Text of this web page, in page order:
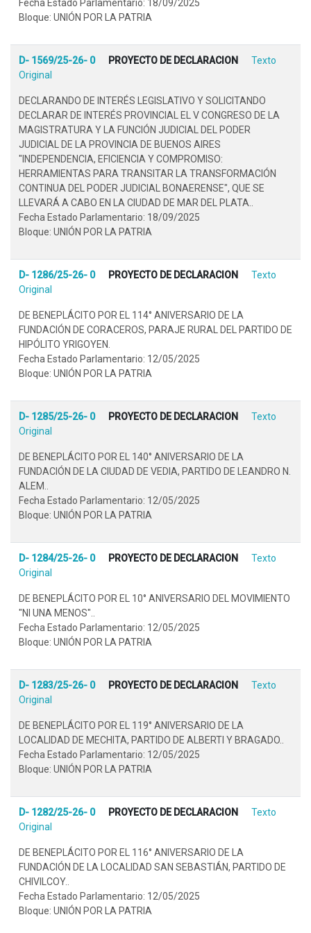
Fecha Estado Parlamentario: 18/09/2025
Bloque: UNIÓN POR LA PATRIA
D- 1569/25-26- 0 PROYECTO DE DECLARACION
Texto
Original
DECLARANDO DE INTERÉS LEGISLATIVO Y SOLICITANDO
DECLARAR DE INTERÉS PROVINCIAL EL V CONGRESO DE LA
MAGISTRATURA Y LA FUNCIÓN JUDICIAL DEL PODER
JUDICIAL DE LA PROVINCIA DE BUENOS AIRES
"INDEPENDENCIA, EFICIENCIA Y COMPROMISO:
HERRAMIENTAS PARA TRANSITAR LA TRANSFORMACIÓN
CONTINUA DEL PODER JUDICIAL BONAERENSE", QUE SE
LLEVARÁ A CABO EN LA CIUDAD DE MAR DEL PLATA..
Fecha Estado Parlamentario: 18/09/2025
Bloque: UNIÓN POR LA PATRIA
D- 1286/25-26- 0 PROYECTO DE DECLARACION
Texto
Original
DE BENEPLÁCITO POR EL 114° ANIVERSARIO DE LA
FUNDACIÓN DE CORACEROS, PARAJE RURAL DEL PARTIDO DE
HIPÓLITO YRIGOYEN.
Fecha Estado Parlamentario: 12/05/2025
Bloque: UNIÓN POR LA PATRIA
D- 1285/25-26- 0 PROYECTO DE DECLARACION
Texto
Original
DE BENEPLÁCITO POR EL 140° ANIVERSARIO DE LA
FUNDACIÓN DE LA CIUDAD DE VEDIA, PARTIDO DE LEANDRO N.
ALEM..
Fecha Estado Parlamentario: 12/05/2025
Bloque: UNIÓN POR LA PATRIA
D- 1284/25-26- 0 PROYECTO DE DECLARACION
Texto
Original
DE BENEPLÁCITO POR EL 10° ANIVERSARIO DEL MOVIMIENTO
"NI UNA MENOS"..
Fecha Estado Parlamentario: 12/05/2025
Bloque: UNIÓN POR LA PATRIA
D- 1283/25-26- 0 PROYECTO DE DECLARACION
Texto
Original
DE BENEPLÁCITO POR EL 119° ANIVERSARIO DE LA
LOCALIDAD DE MECHITA, PARTIDO DE ALBERTI Y BRAGADO..
Fecha Estado Parlamentario: 12/05/2025
Bloque: UNIÓN POR LA PATRIA
D- 1282/25-26- 0 PROYECTO DE DECLARACION
Texto
Original
DE BENEPLÁCITO POR EL 116° ANIVERSARIO DE LA
FUNDACIÓN DE LA LOCALIDAD SAN SEBASTIÁN, PARTIDO DE
CHIVILCOY..
Fecha Estado Parlamentario: 12/05/2025
Bloque: UNIÓN POR LA PATRIA